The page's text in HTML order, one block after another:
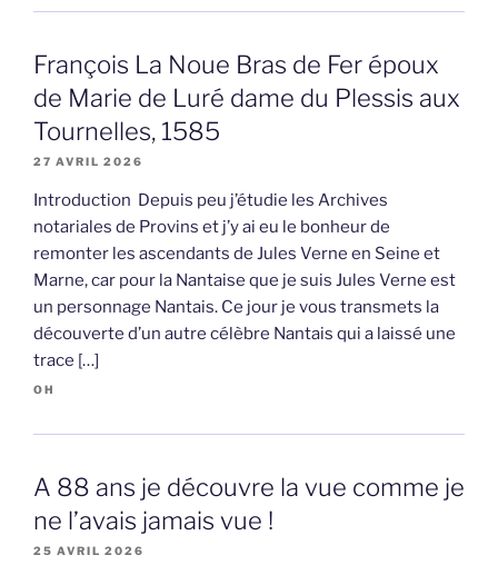
François La Noue Bras de Fer époux
de Marie de Luré dame du Plessis aux
Tournelles, 1585
27 AVRIL 2026
Introduction Depuis peu j’étudie les Archives
notariales de Provins et j’y ai eu le bonheur de
remonter les ascendants de Jules Verne en Seine et
Marne, car pour la Nantaise que je suis Jules Verne est
un personnage Nantais. Ce jour je vous transmets la
découverte d’un autre célèbre Nantais qui a laissé une
trace […]
OH
A 88 ans je découvre la vue comme je
ne l’avais jamais vue !
25 AVRIL 2026